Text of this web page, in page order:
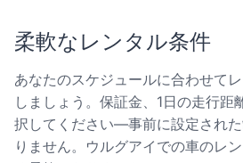
柔軟なレンタル条件
あなたのスケジュールに合わせて
しましょう。保証金、1日の走行距
択してください—事前に設定され
りません。ウルグアイでの車のレ